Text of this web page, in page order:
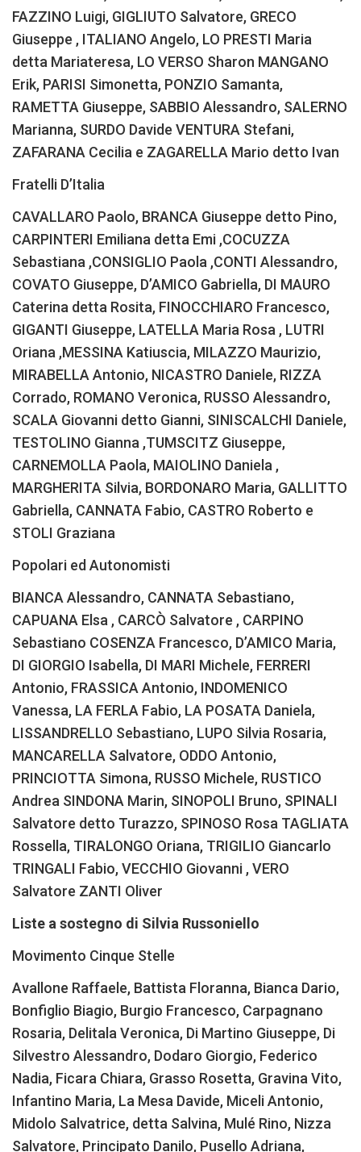
FAZZINO Luigi, GIGLIUTO Salvatore, GRECO
Giuseppe , ITALIANO Angelo, LO PRESTI Maria
detta Mariateresa, LO VERSO Sharon MANGANO
Erik, PARISI Simonetta, PONZIO Samanta,
RAMETTA Giuseppe, SABBIO Alessandro, SALERNO
Marianna, SURDO Davide VENTURA Stefani,
ZAFARANA Cecilia e ZAGARELLA Mario detto Ivan
Fratelli D’Italia
CAVALLARO Paolo, BRANCA Giuseppe detto Pino,
CARPINTERI Emiliana detta Emi ,COCUZZA
Sebastiana ,CONSIGLIO Paola ,CONTI Alessandro,
COVATO Giuseppe, D’AMICO Gabriella, DI MAURO
Caterina detta Rosita, FINOCCHIARO Francesco,
GIGANTI Giuseppe, LATELLA Maria Rosa , LUTRI
Oriana ,MESSINA Katiuscia, MILAZZO Maurizio,
MIRABELLA Antonio, NICASTRO Daniele, RIZZA
Corrado, ROMANO Veronica, RUSSO Alessandro,
SCALA Giovanni detto Gianni, SINISCALCHI Daniele,
TESTOLINO Gianna ,TUMSCITZ Giuseppe,
CARNEMOLLA Paola, MAIOLINO Daniela ,
MARGHERITA Silvia, BORDONARO Maria, GALLITTO
Gabriella, CANNATA Fabio, CASTRO Roberto e
STOLI Graziana
Popolari ed Autonomisti
BIANCA Alessandro, CANNATA Sebastiano,
CAPUANA Elsa , CARCÒ Salvatore , CARPINO
Sebastiano COSENZA Francesco, D’AMICO Maria,
DI GIORGIO Isabella, DI MARI Michele, FERRERI
Antonio, FRASSICA Antonio, INDOMENICO
Vanessa, LA FERLA Fabio, LA POSATA Daniela,
LISSANDRELLO Sebastiano, LUPO Silvia Rosaria,
MANCARELLA Salvatore, ODDO Antonio,
PRINCIOTTA Simona, RUSSO Michele, RUSTICO
Andrea SINDONA Marin, SINOPOLI Bruno, SPINALI
Salvatore detto Turazzo, SPINOSO Rosa TAGLIATA
Rossella, TIRALONGO Oriana, TRIGILIO Giancarlo
TRINGALI Fabio, VECCHIO Giovanni , VERO
Salvatore ZANTI Oliver
Liste a sostegno di Silvia Russoniello
Movimento Cinque Stelle
Avallone Raffaele, Battista Floranna, Bianca Dario,
Bonfiglio Biagio, Burgio Francesco, Carpagnano
Rosaria, Delitala Veronica, Di Martino Giuseppe, Di
Silvestro Alessandro, Dodaro Giorgio, Federico
Nadia, Ficara Chiara, Grasso Rosetta, Gravina Vito,
Infantino Maria, La Mesa Davide, Miceli Antonio,
Midolo Salvatrice, detta Salvina, Mulé Rino, Nizza
Salvatore, Principato Danilo, Pusello Adriana,